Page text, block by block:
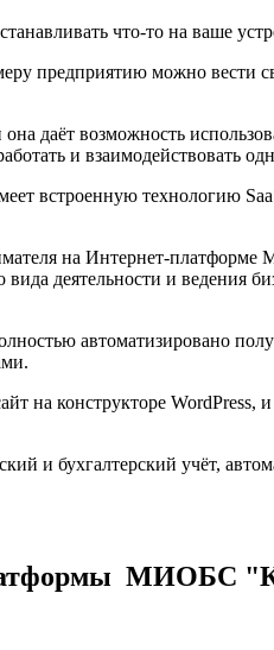
что-то на ваше
предприятию можно вести
даёт возможность
и взаимодействовать
технологию
на Интернет-платформе
деятельности и ведения
автоматизировано
конструкторе WordPress,
и бухгалтерский учёт,
МИОБС